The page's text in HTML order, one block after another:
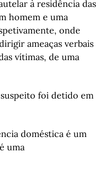
à residência das
homem e uma
onde
ameaças verbais
vítimas, de uma
foi detido em
doméstica é um
uma